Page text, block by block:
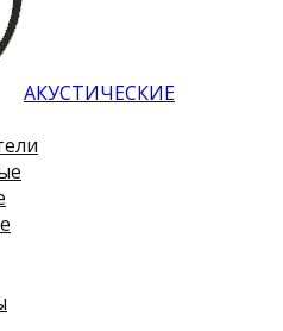
АКУСТИЧЕСКИЕ